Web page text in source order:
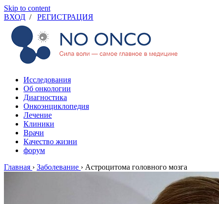
Skip to content
ВХОД / РЕГИСТРАЦИЯ
Исследования
Об онкологии
Диагностика
Онкоэнциклопедия
Лечение
Клиники
Врачи
Качество жизни
форум
Главная › Заболевание › Астроцитома головного мозга